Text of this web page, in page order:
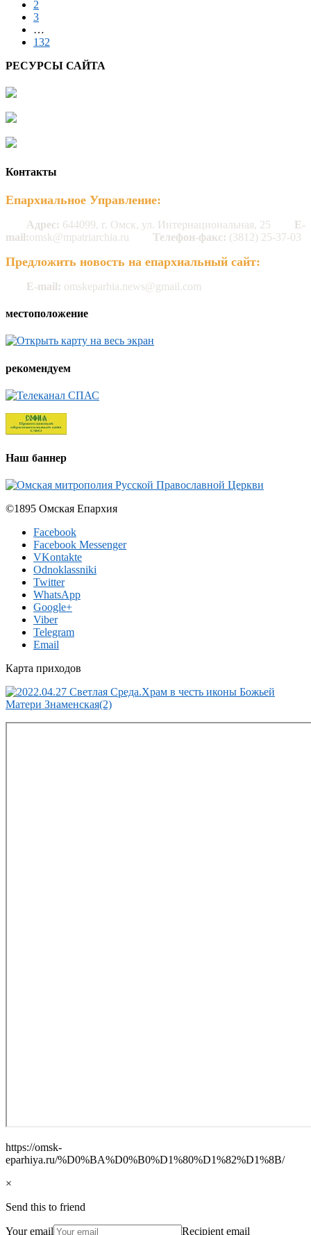
2
3
…
132
РЕСУРСЫ САЙТА
Контакты
Епархиальное Управление:
Адрес: 644099, г. Омск, ул. Интернациональная, 25
E-
mail:omsk@mpatriarchia.ru Телефон-факс: (3812) 25-37-03
Предложить новость на епархиальный сайт:
E-mail: omskeparhia.news@gmail.com
местоположение
рекомендуем
Наш баннер
©1895 Омская Епархия
Facebook
Facebook Messenger
VKontakte
Odnoklassniki
Twitter
WhatsApp
Google+
Viber
Telegram
Email
Карта приходов
https://omsk-
eparhiya.ru/%D0%BA%D0%B0%D1%80%D1%82%D1%8B/
×
Send this to friend
Your email Recipient email